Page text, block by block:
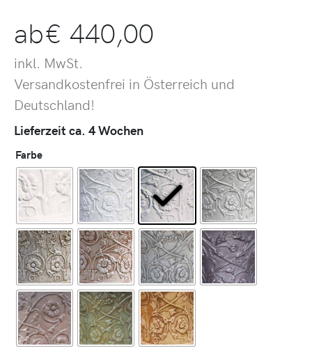
ab€ 440,00
inkl. MwSt.
Versandkostenfrei in Österreich und
Deutschland!
Lieferzeit ca. 4 Wochen
Farbe